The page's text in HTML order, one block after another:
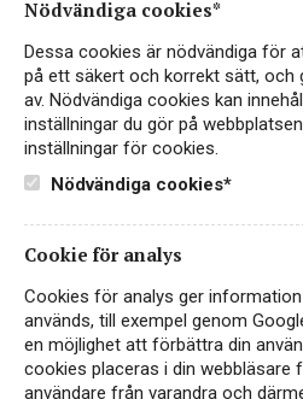
In the
SYDAFRIKA, WO
199 kr
Nödvändiga cookies*
Dessa cookies är nödvändiga för
på ett säkert och korrekt sätt, och
av. Nödvändiga cookies kan
inställningar du gör på
inställningar för cookies.
Nödvändiga cookies*
Cookie för analys
Cookies för analys ger
används, till exempel genom
en möjlighet att förbättra din
cookies placeras i din webbläsare
användare från varandra och